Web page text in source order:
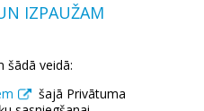
IZPAUŽAM
šādā veidā:
šajā Privātuma